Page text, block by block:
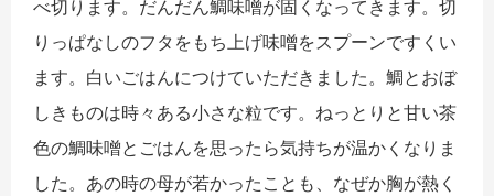
べ切ります。だんだん鯛味噌が固くなってきます。切
りっぱなしのフタをもち上げ味噌をスプーンですくい
ます。白いごはんにつけていただきました。鯛とおぼ
しきものは時々ある小さな粒です。ねっとりと甘い茶
色の鯛味噌とごはんを思ったら気持ちが温かくなりま
した。あの時の母が若かったことも、なぜか胸が熱く